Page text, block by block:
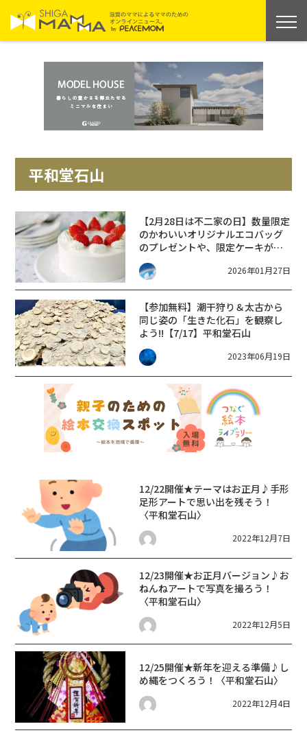
平和堂石山
【2月28日は不二家の日】数量限定
のかわいいオリジナルエコバッグ
のプレゼントや、限定ケーキが販
売されます。
2026年01月27日
【参加無料】潮干狩り＆太古から
同じ姿の「生きた化石」を観察し
よう!!【7/17】平和堂石山
2023年06月19日
12/22開催★テーマはお正月♪手形
足形アートで思い出を残そう！
〈平和堂石山〉
2022年12月7日
12/23開催★お正月バージョン♪お
ねんねアートで写真を撮ろう！
〈平和堂石山〉
2022年12月5日
12/25開催★新年を迎える準備♪し
め縄をつくろう！〈平和堂石山〉
2022年12月4日